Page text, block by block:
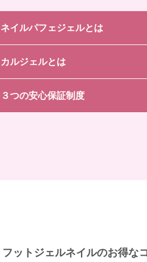
ネイルパフェジェルとは
カルジェルとは
３つの安心保証制度
フットジェルネイルのお得な